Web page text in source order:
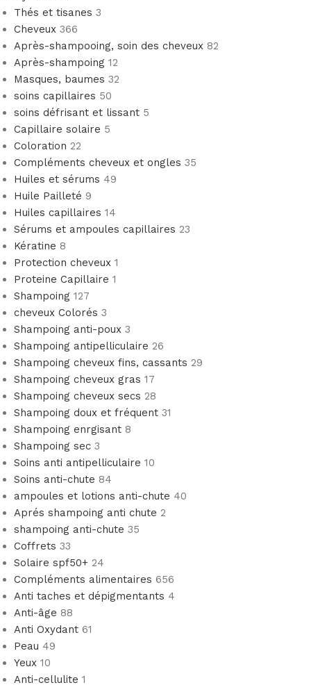
Thés et tisanes 3
Cheveux 366
Après-shampooing, soin des cheveux 82
Après-shampoing 12
Masques, baumes 32
soins capillaires 50
soins défrisant et lissant 5
Capillaire solaire 5
Coloration 22
Compléments cheveux et ongles 35
Huiles et sérums 49
Huile Pailleté 9
Huiles capillaires 14
Sérums et ampoules capillaires 23
Kératine 8
Protection cheveux 1
Proteine Capillaire 1
Shampoing 127
cheveux Colorés 3
Shampoing anti-poux 3
Shampoing antipelliculaire 26
Shampoing cheveux fins, cassants 29
Shampoing cheveux gras 17
Shampoing cheveux secs 28
Shampoing doux et fréquent 31
Shampoing enrgisant 8
Shampoing sec 3
Soins anti antipelliculaire 10
Soins anti-chute 84
ampoules et lotions anti-chute 40
Aprés shampoing anti chute 2
shampoing anti-chute 35
Coffrets 33
Solaire spf50+ 24
Compléments alimentaires 656
Anti taches et dépigmentants 4
Anti-âge 88
Anti Oxydant 61
Peau 49
Yeux 10
Anti-cellulite 1